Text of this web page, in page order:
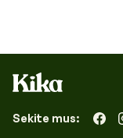
Sekite mus: